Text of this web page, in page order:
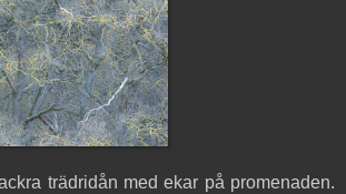
trädridån med ekar på promenaden.